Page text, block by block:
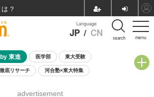
menu
Language
JP / CN search
東進 医学部 東大受験
底リサーチ 河合塾×東大特集
advertisement